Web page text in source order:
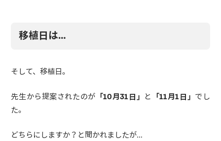
移植日は…
そして、移植日。
先生から提案されたのが 「10月31日」 と 「11月1日」 でし
た。
どちらにしますか？と聞かれましたが…